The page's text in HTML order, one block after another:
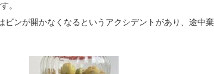
。
ンが開かなくなるというアクシデントがあり、途中棄